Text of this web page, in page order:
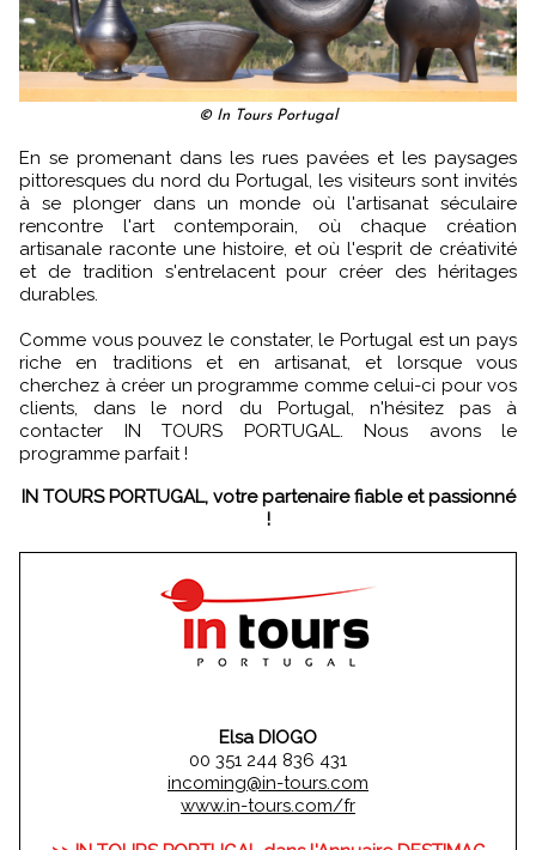
© In Tours Portugal
En se promenant dans les rues pavées et les paysages
pittoresques du nord du Portugal, les visiteurs sont invités
à se plonger dans un monde où l'artisanat séculaire
rencontre l'art contemporain, où chaque création
artisanale raconte une histoire, et où l'esprit de créativité
et de tradition s'entrelacent pour créer des héritages
durables.
Comme vous pouvez le constater, le Portugal est un pays
riche en traditions et en artisanat, et lorsque vous
cherchez à créer un programme comme celui-ci pour vos
clients, dans le nord du Portugal, n'hésitez pas à
contacter IN TOURS PORTUGAL. Nous avons le
programme parfait !
IN TOURS PORTUGAL, votre partenaire fiable et passionné
!
Elsa DIOGO
00 351 244 836 431
incoming@in-tours.com
www.in-tours.com/fr